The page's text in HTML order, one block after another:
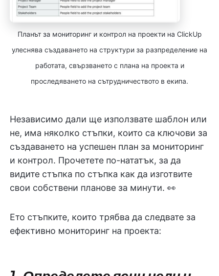
Планът за мониторинг и контрол на проекти на ClickUp
улеснява създаването на структури за разпределение на
работата, свързването с плана на проекта и
проследяването на сътрудничеството в екипа.
Независимо дали ще използвате шаблон или
не, има няколко стъпки, които са ключови за
създаването на успешен план за мониторинг
и контрол. Прочетете по-нататък, за да
видите стъпка по стъпка как да изготвите
свои собствени планове за минути. 👀
Ето стъпките, които трябва да следвате за
ефективно мониторинг на проекта: